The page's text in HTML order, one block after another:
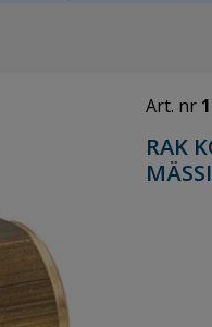
Art. nr
RAK